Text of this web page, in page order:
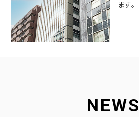
ます。
NEWS